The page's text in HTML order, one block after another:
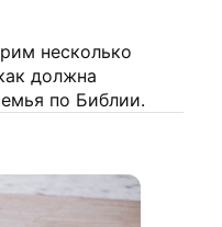
несколько
должна
по Библии.